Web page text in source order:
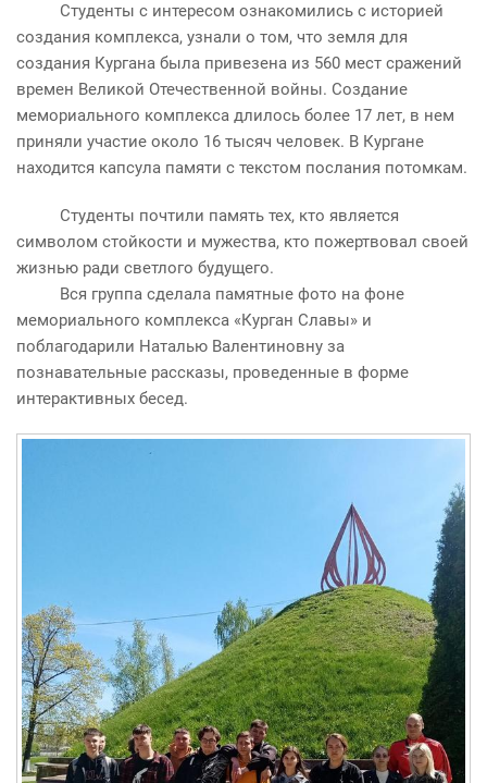
Студенты с интересом ознакомились с историей
создания комплекса, узнали о том, что земля для
создания Кургана была привезена из 560 мест сражений
времен Великой Отечественной войны. Создание
мемориального комплекса длилось более 17 лет, в нем
приняли участие около 16 тысяч человек. В Кургане
находится капсула памяти с текстом послания потомкам.
Студенты почтили память тех, кто является
символом стойкости и мужества, кто пожертвовал своей
жизнью ради светлого будущего.
Вся группа сделала памятные фото на фоне
мемориального комплекса «Курган Славы» и
поблагодарили Наталью Валентиновну за
познавательные рассказы, проведенные в форме
интерактивных бесед.